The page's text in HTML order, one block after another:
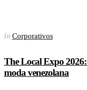
In Corporativos
The Local Expo
moda venezolana